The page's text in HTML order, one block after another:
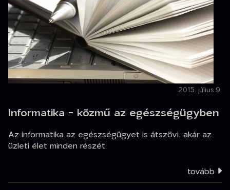
2015. július 9.
Informatika - közmű az egészségügyben
Az informatika az egészségügyet is átszövi, akár az
üzleti élet minden részét
tovább